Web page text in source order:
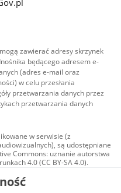
zawierać adresy skrzynek
będącego adresem e-
(adres e-mail oraz
w celu przesłania
przetwarzania danych przez
przetwarzania danych
w serwisie (z
są udostępniane
Commons: uznanie autorstwa
4.0 (CC BY-SA 4.0).
w tym zdjęcia, materiały
na licencji typu
autorstwa użycie